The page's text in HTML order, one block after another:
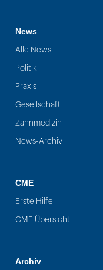
News
Alle News
Politik
Praxis
Gesellschaft
Zahnmedizin
News-Archiv
CME
Erste Hilfe
CME Übersicht
Archiv